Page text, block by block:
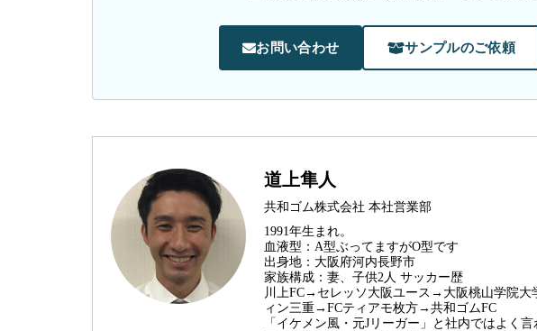
お問い合わせ サンプルのご依頼
道上隼人
共和ゴム株式会社 本社営業部
1991年生まれ。
血液型：A型ぶってますがO型です
出身地：大阪府河内長野市
家族構成：妻、子供2人 サッカー歴
川上FC→セレッソ大阪ユース→大阪桃山学院
ィン三重→FCティアモ枚方→共和ゴムFC
「イケメン風・元Jリーガー」と社内ではよく